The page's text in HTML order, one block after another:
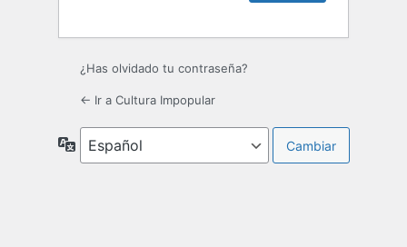
¿Has olvidado tu contraseña?
← Ir a Cultura Impopular
Idioma